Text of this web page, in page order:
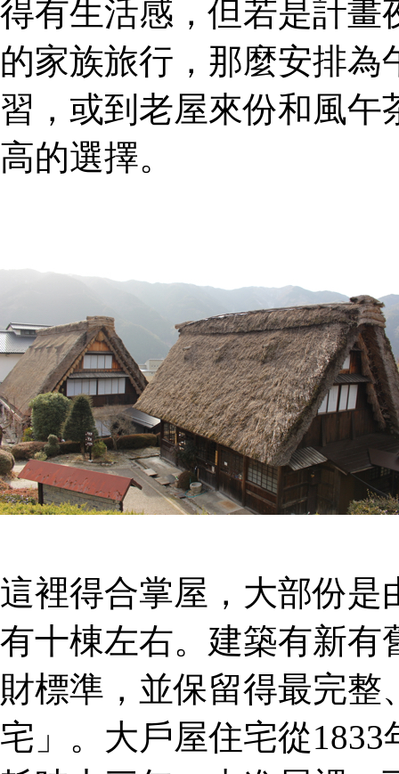
得有生活感，但若是計畫
的家族旅行，那麼安排
習，或到老屋來份和風
高的選擇。
這裡得合掌屋，大部份是
有十棟左右。建築有新有
財標準，並保留得最完
宅」。大戶屋住宅從